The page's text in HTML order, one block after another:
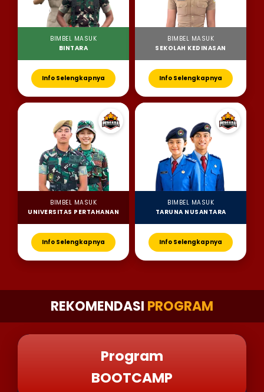
BIMBEL MASUK
BINTARA
Info Selengkapnya
BIMBEL MASUK
SEKOLAH KEDINASAN
Info Selengkapnya
BIMBEL MASUK
UNIVERSITAS PERTAHANAN
Info Selengkapnya
BIMBEL MASUK
TARUNA NUSANTARA
Info Selengkapnya
REKOMENDASI PROGRAM
Program
BOOTCAMP